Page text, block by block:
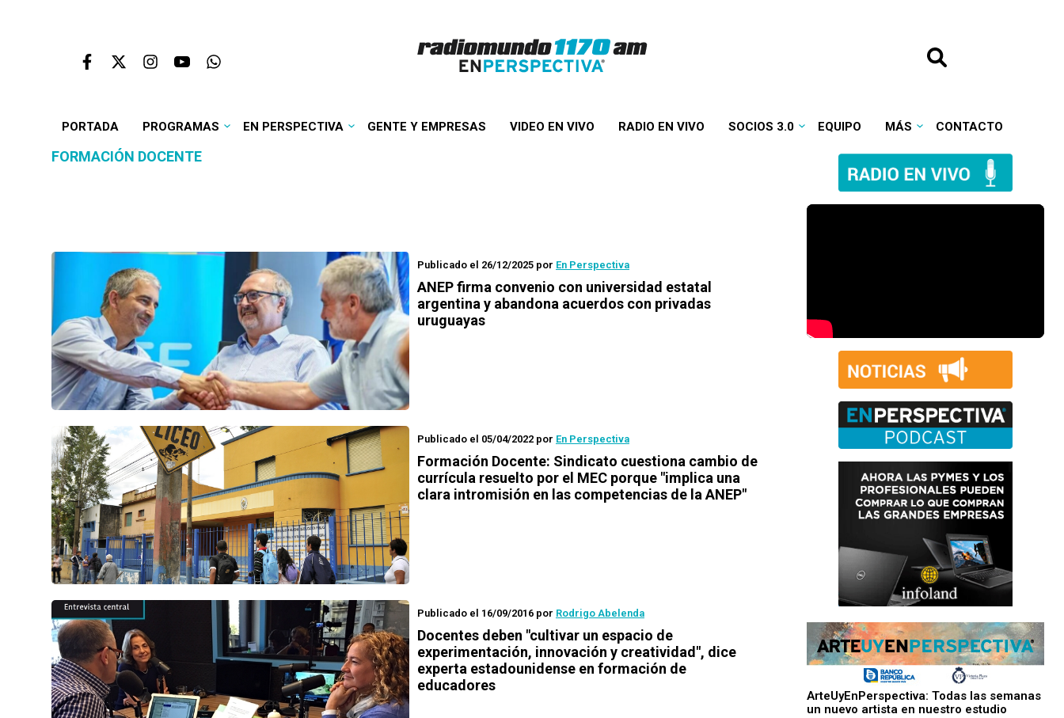
PORTADA PROGRAMAS EN PERSPECTIVA GENTE Y EMPRESAS VIDEO EN VIVO RADIO EN VIVO SOCIOS 3.0 EQUIPO MÁS CONTACTO
FORMACIÓN DOCENTE
Publicado el 26/12/2025 por En Perspectiva
ANEP firma convenio con universidad estatal
argentina y abandona acuerdos con privadas
uruguayas
Publicado el 05/04/2022 por En Perspectiva
Formación Docente: Sindicato cuestiona cambio de
currícula resuelto por el MEC porque "implica una
clara intromisión en las competencias de la ANEP"
Publicado el 16/09/2016 por Rodrigo Abelenda
Docentes deben "cultivar un espacio de
experimentación, innovación y creatividad", dice
experta estadounidense en formación de
educadores
ArteUyEnPerspectiva: Todas las semanas
un nuevo artista en nuestro estudio